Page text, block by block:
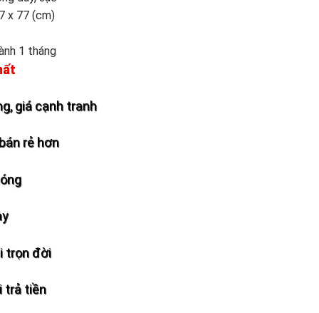
x 77 (cm)
1 tháng
giá cạnh tranh
rẻ hơn
trọn đời
trả tiền